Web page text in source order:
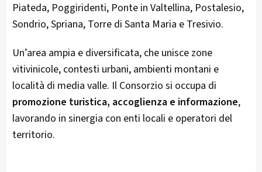
Piateda, Poggiridenti, Ponte in Valtellina, Postalesio,
Sondrio, Spriana, Torre di Santa Maria e Tresivio.
Un’area ampia e diversificata, che unisce zone
vitivinicole, contesti urbani, ambienti montani e
località di media valle. Il Consorzio si occupa di
promozione turistica, accoglienza e informazione,
lavorando in sinergia con enti locali e operatori del
territorio.